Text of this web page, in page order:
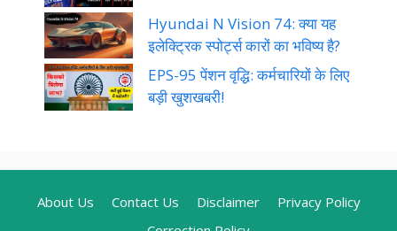
Hyundai N Vision 74: क्या यह
इलेक्ट्रिक स्पोर्ट्स कारों का भविष्य है?
EPS-95 पेंशन वृद्धि: कर्मचारियों के लिए
बड़ी खुशखबरी!
About Us Contact Us Disclaimer
Privacy Policy